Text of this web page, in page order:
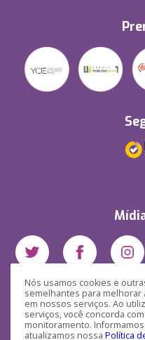
Nós usamos cookies e
semelhantes para melhorar
em nossos serviços. Ao
serviços, você concorda
monitoramento.
atualizamos nossa Política